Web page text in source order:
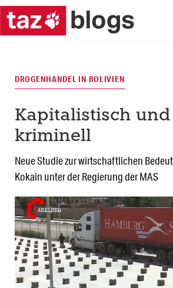
DROGENHANDEL IN BOLIVIEN
Kapitalistisch und
kriminell
Neue Studie zur wirtschaftlichen
Kokain unter der Regierung der MAS